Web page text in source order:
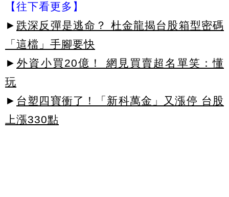
【往下看更多】
► 跌深反彈是逃命？ 杜金龍揭台股箱型密碼
「這檔」手腳要快
► 外資小買20億！ 網見買賣超名單笑：懂
玩
► 台塑四寶衝了！「新科萬金」又漲停 台股
上漲330點